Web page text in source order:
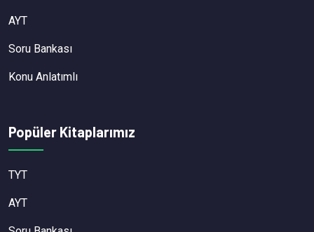
AYT
Soru Bankası
Konu Anlatımlı
Popüler Kitaplarımız
TYT
AYT